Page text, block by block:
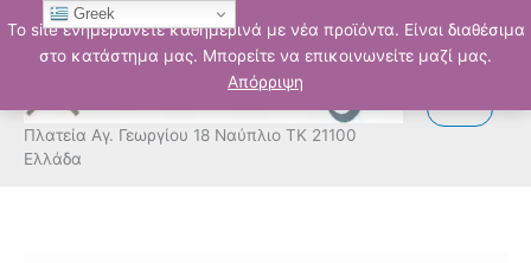
Το site ενημερώνετε καθημερινά με νέα προϊόντα. Είναι διαθέσιμα
στο κατάστημα μας. Μπορείτε να επικοινωνείτε μαζί μας.
Απόρριψη
Μετάβαση
στο
περιεχόμενο
Πλατεία Αγ. Γεωργίου 18 Ναύπλιο ΤΚ 21100
Ελλάδα
Greek